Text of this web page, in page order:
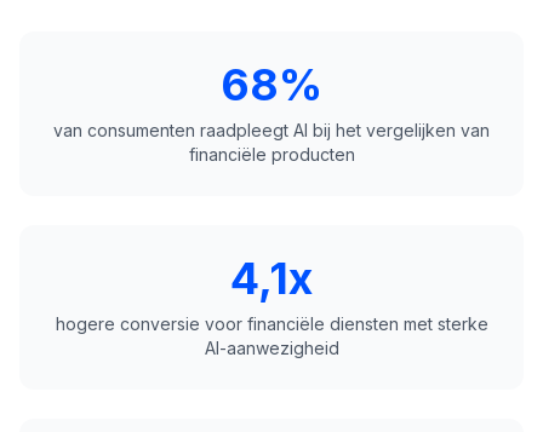
68%
van consumenten raadpleegt AI bij het vergelijken van
financiële producten
4,1x
hogere conversie voor financiële diensten met sterke
AI-aanwezigheid